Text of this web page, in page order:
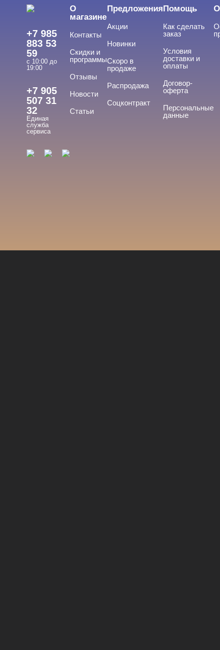
+7 985
883 53
59
с 10:00 до
19:00
+7 905
507 31
32
Единая
служба
сервиса
О
магазине
Контакты
Скидки и
программы
Отзывы
Новости
Статьи
Предложения
Акции
Новинки
Скоро в
продаже
Распродажа
Соцконтракт
Помощь
Как сделать
заказ
Условия
доставки и
оплаты
Договор-
оферта
Персональные
данные